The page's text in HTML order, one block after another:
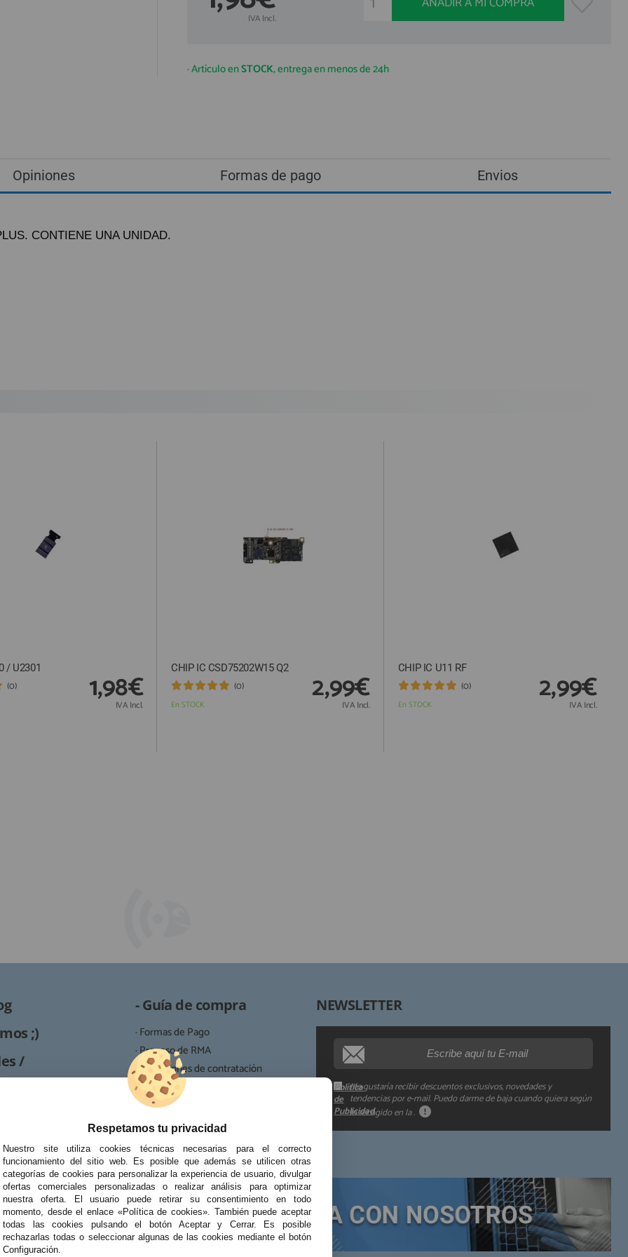
IVA Incl.
· Artículo enSTOCK, entrega en menos de 24h
Opiniones Formas de pago Envios
CONTIENE UNA UNIDAD.
Ministerial de Comercio Electrónico 34/2002 “
cualquier compra cursada y confirmada por internet debe ser aceptada después
/ U2301
(0) 1,98€
IVA Incl.
CHIP IC CSD75202W15 Q2
En STOCK
(0) 2,99€
IVA Incl.
CHIP IC U11 RF
En STOCK
(0) 2,99€
IVA Incl.
;)
/
de reparaciones de
portátiles y
- Guía de compra
· Formas de Pago
· Proceso de RMA
· Condiciones de contratación
· Política de devoluciones
· Resolución de Litigios en Línea
NEWSLETTER
Me gustaría recibir descuentos exclusivos, novedades y
tendencias por e-mail. Puedo darme de baja cuando quiera según
lo recogido en la
Política
de
Publicidad
.
Derechos:
Información adicional:
Respetamos tu privacidad
Nuestro site utiliza cookies técnicas necesarias para el correcto
funcionamiento del sitio web. Es posible que además se utilicen otras
categorías de cookies para personalizar la experiencia de usuario, divulgar
ofertas comerciales personalizadas o realizar análisis para optimizar
nuestra oferta. El usuario puede retirar su consentimiento en todo
momento, desde el enlace «Política de cookies». También puede aceptar
todas las cookies pulsando el botón Aceptar y Cerrar. Es posible
rechazarlas todas o seleccionar algunas de las cookies mediante el botón
Configuración.